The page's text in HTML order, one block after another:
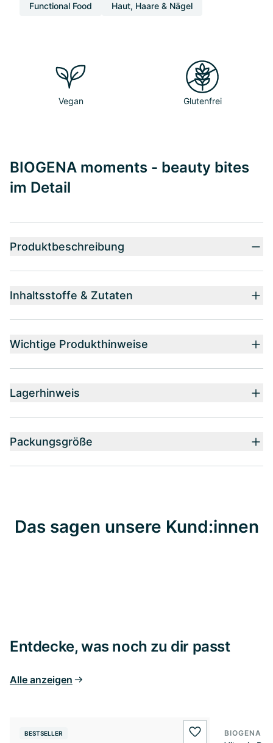
Functional Food Haut, Haare & Nägel
Vegan Glutenfrei
BIOGENA moments - beauty bites
im Detail
Produktbeschreibung
Inhaltsstoffe & Zutaten
Wichtige Produkthinweise
Lagerhinweis
Packungsgröße
Das sagen unsere Kund:innen
Entdecke, was noch zu dir passt
Alle anzeigen
BESTSELLER wishlist.add
BIOGENA